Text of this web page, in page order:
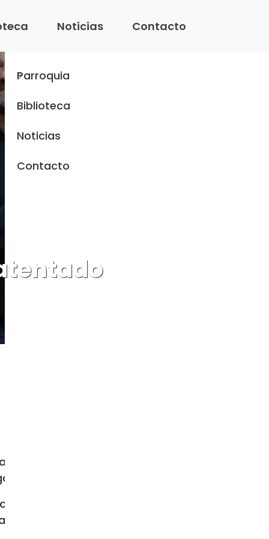
Noticias Contacto
perpetrado en Algeciras
enfermedad.
se encontraba “ingresado en el
espera de una prueba médica”
Parroquia
Biblioteca
Noticias
Contacto